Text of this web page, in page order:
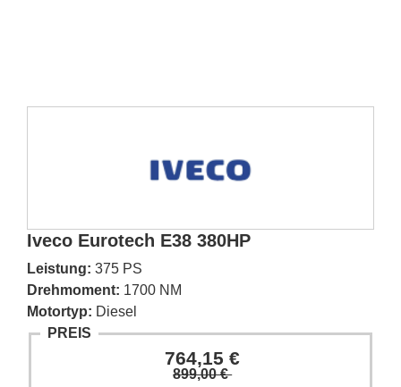
Iveco Eurotech E38 380HP
Leistung: 375 PS
Drehmoment: 1700 NM
Motortyp: Diesel
PREIS
764,15 €
899,00 €